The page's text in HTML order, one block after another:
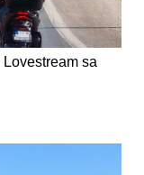
sa